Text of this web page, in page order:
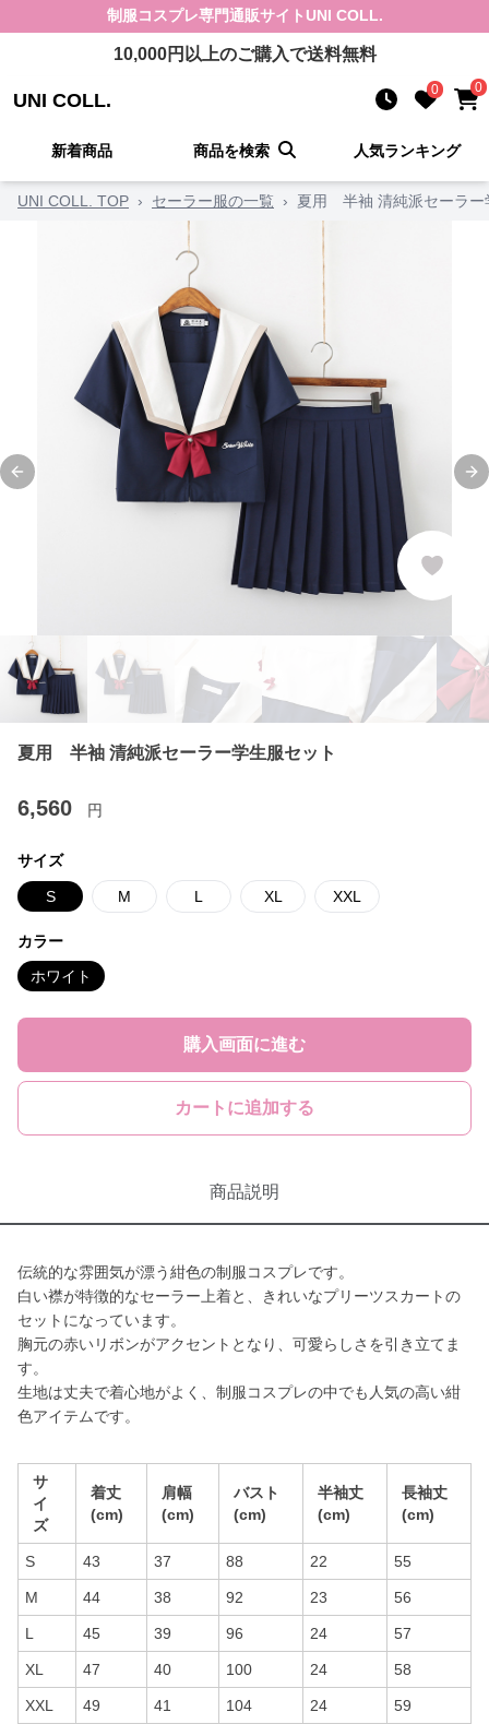
制服コスプレ専門通販サイト UNI COLL.
10,000円以上のご購入で送料無料
UNI COLL. 0 0
新着商品 商品を検索 人気ランキング
UNI COLL. TOP › セーラー服の一覧 › 夏用 半袖 清純派セーラー
Previous slide
夏用 半袖 清純派セーラー学生服セット
6,560 円
サイズ
S M L XL XXL
カラー
ホワイト
購入画面に進む
カートに追加する
商品説明
伝統的な雰囲気が漂う紺色の制服コスプレです。
白い襟が特徴的なセーラー上着と、きれいなプリーツスカートの
セットになっています。
胸元の赤いリボンがアクセントとなり、可愛らしさを引き立てま
す。
生地は丈夫で着心地がよく、制服コスプレの中でも人気の高い紺
色アイテムです。
サ
イ
ズ
着丈
(cm)
肩幅
(cm)
バスト
(cm)
半袖丈
(cm)
長袖丈
(cm)
S 43 37 88 22 55
M 44 38 92 23 56
L 45 39 96 24 57
XL 47 40 100 24 58
XXL 49 41 104 24 59